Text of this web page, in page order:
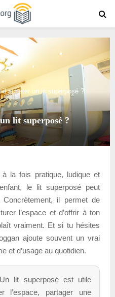
il acheter un lit superposé ?
lit superposé ?
la fois pratique, ludique et
le lit superposé peut
il permet de
l’espace et d’offrir à ton
vraiment. Et si tu hésites
ajoute souvent un vrai
et d’usage au quotidien.
lit superposé est utile
l’espace, partager une